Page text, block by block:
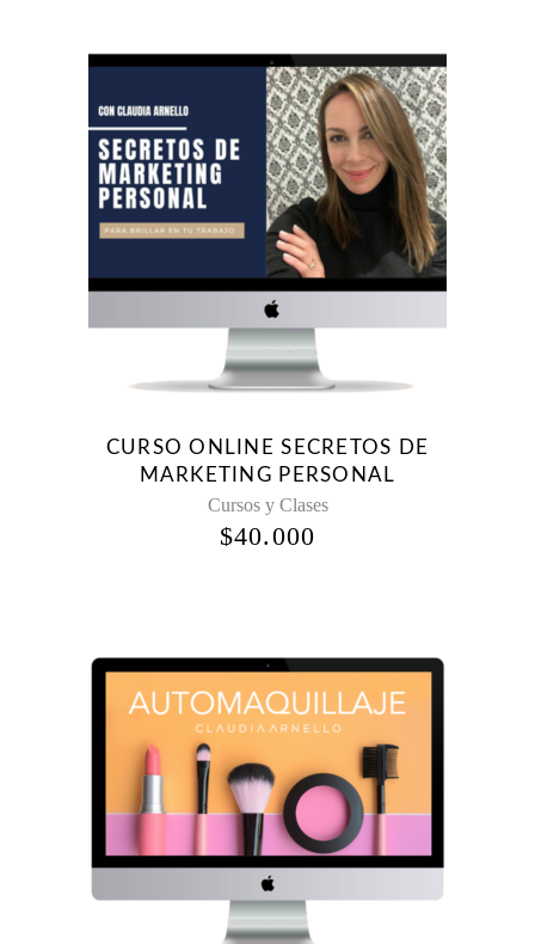
CURSO ONLINE SECRETOS DE
MARKETING PERSONAL
Cursos y Clases
$40.000